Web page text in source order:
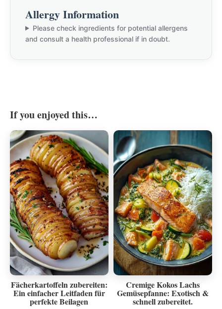
Allergy Information
Please check ingredients for potential allergens
and consult a health professional if in doubt.
If you enjoyed this…
Fächerkartoffeln zubereiten:
Ein einfacher Leitfaden für
perfekte Beilagen
Cremige Kokos Lachs
Gemüsepfanne: Exotisch &
schnell zubereitet.